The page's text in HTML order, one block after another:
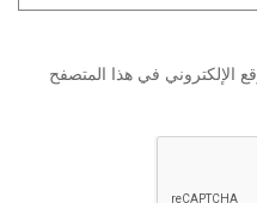
الإلكتروني في هذا المتصفح